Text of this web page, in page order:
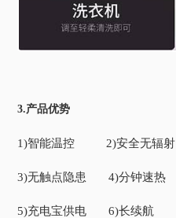
3.产品优势
1)智能温控 2)安全无辐射
3)无触点隐患 4)分钟速热
5)充电宝供电 6)长续航